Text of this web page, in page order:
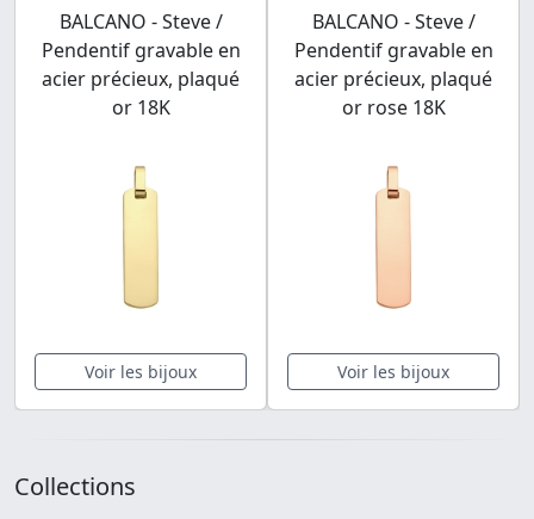
BALCANO - Steve /
Pendentif gravable en
acier précieux, plaqué
or 18K
Voir les bijoux
BALCANO - Steve /
Pendentif gravable en
acier précieux, plaqué
or rose 18K
Voir les bijoux
Collections